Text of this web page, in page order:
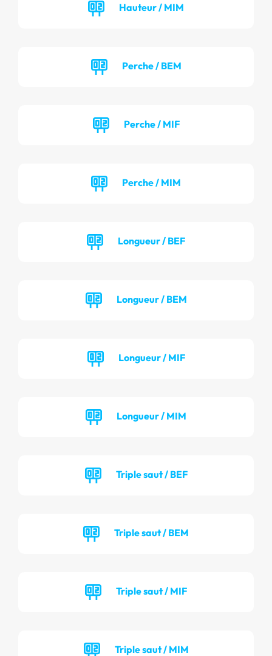
Hauteur / MIM
Perche / BEM
Perche / MIF
Perche / MIM
Longueur / BEF
Longueur / BEM
Longueur / MIF
Longueur / MIM
Triple saut / BEF
Triple saut / BEM
Triple saut / MIF
Triple saut / MIM